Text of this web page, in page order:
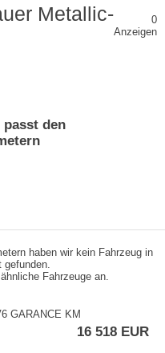
Metallic-
0
Anzeigen
passt den
haben wir kein Fahrzeug in
gefunden.
Fahrzeuge an.
GARANCE KM
16 518 EUR